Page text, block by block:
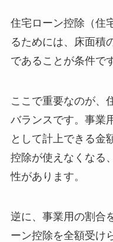
住宅ローン控除（住
るためには、床面積
であることが条件で
ここで重要なのが、
バランスです。事業
として計上できる金
控除が使えなくなる
性があります。
逆に、事業用の割合
ーン控除を全額受け